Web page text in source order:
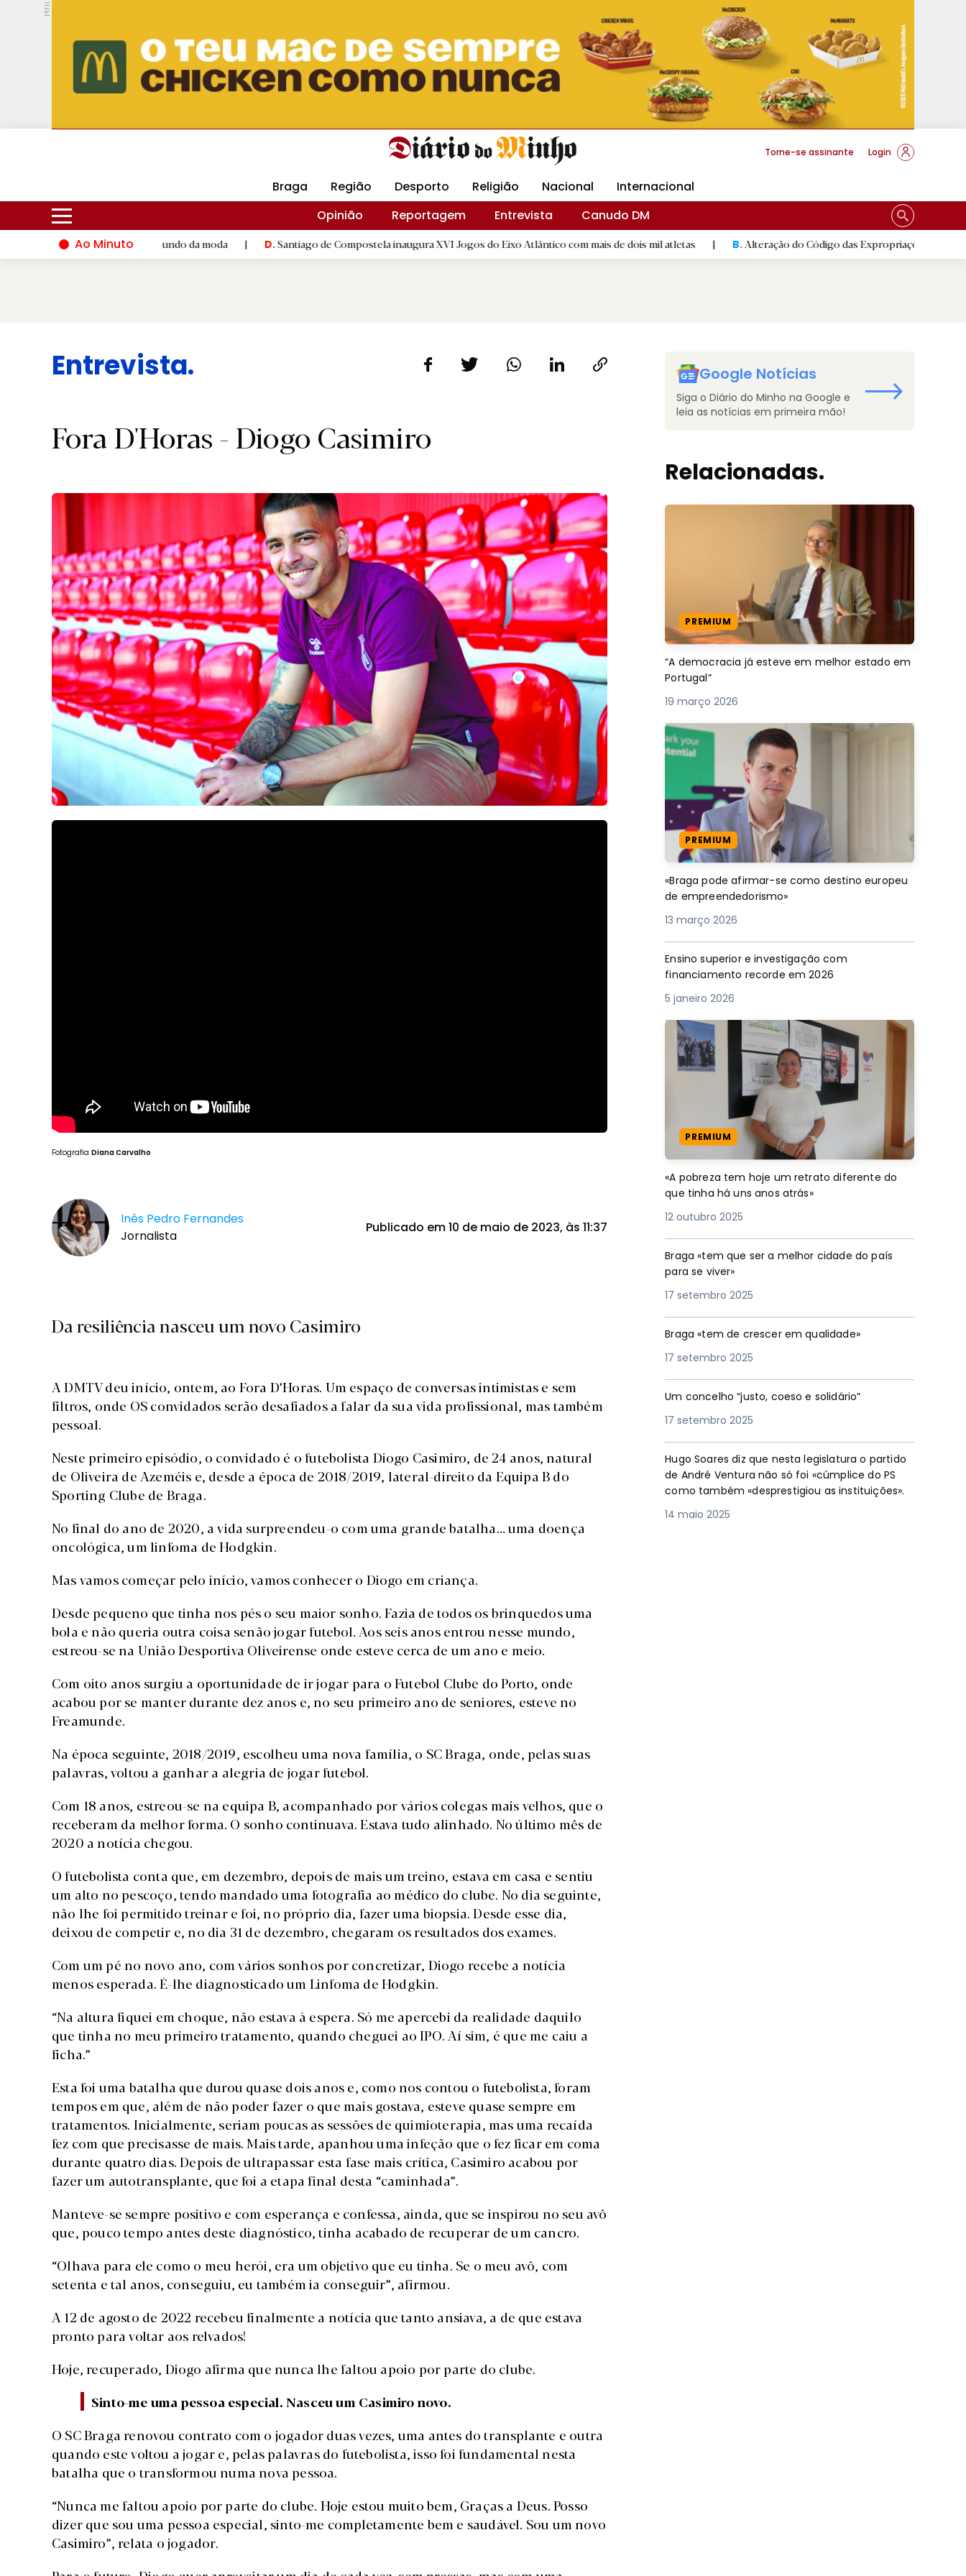
PUB.
Hoje 18ºC 29ºC DMtv Revista Minha Gráfica DM Livraria DM Arquidiocese Braga
Torne-se assinante Login
Braga Região Desporto Religião Nacional
Internacional
Opinião
Reportagem Entrevista
Canudo DM
Ao Minuto
e à inovação do mundo da moda | D.Santiago de Compostela inaugura XVI Jogos do Eixo Atlântico com mais de dois mil atletas | B.Alteração do Código das Expropriações pode ajudar
Entrevista.
Fora D'Horas - Diogo Casimiro
Fotografia Diana Carvalho
Inês Pedro Fernandes
Jornalista
Publicado em 10 de maio de 2023, às 11:37
Da resiliência nasceu um novo Casimiro
A DMTV deu início, ontem, ao Fora D’Horas. Um espaço de conversas intimistas e sem
filtros, onde OS convidados serão desafiados a falar da sua vida profissional, mas também
pessoal.
Neste primeiro episódio, o convidado é o futebolista Diogo Casimiro, de 24 anos, natural
de Oliveira de Azeméis e, desde a época de 2018/2019, lateral-direito da Equipa B do
Sporting Clube de Braga.
No final do ano de 2020, a vida surpreendeu-o com uma grande batalha… uma doença
oncológica, um linfoma de Hodgkin.
Mas vamos começar pelo início, vamos conhecer o Diogo em criança.
Desde pequeno que tinha nos pés o seu maior sonho. Fazia de todos os brinquedos uma
bola e não queria outra coisa senão jogar futebol. Aos seis anos entrou nesse mundo,
estreou-se na União Desportiva Oliveirense onde esteve cerca de um ano e meio.
Com oito anos surgiu a oportunidade de ir jogar para o Futebol Clube do Porto, onde
acabou por se manter durante dez anos e, no seu primeiro ano de seniores, esteve no
Freamunde.
Na época seguinte, 2018/2019, escolheu uma nova família, o SC Braga, onde, pelas suas
palavras, voltou a ganhar a alegria de jogar futebol.
Com 18 anos, estreou-se na equipa B, acompanhado por vários colegas mais velhos, que o
receberam da melhor forma. O sonho continuava. Estava tudo alinhado. No último mês de
2020 a notícia chegou.
O futebolista conta que, em dezembro, depois de mais um treino, estava em casa e sentiu
um alto no pescoço, tendo mandado uma fotografia ao médico do clube. No dia seguinte,
não lhe foi permitido treinar e foi, no próprio dia, fazer uma biopsia. Desde esse dia,
deixou de competir e, no dia 31 de dezembro, chegaram os resultados dos exames.
Com um pé no novo ano, com vários sonhos por concretizar, Diogo recebe a notícia
menos esperada. É-lhe diagnosticado um Linfoma de Hodgkin.
“Na altura fiquei em choque, não estava à espera. Só me apercebi da realidade daquilo
que tinha no meu primeiro tratamento, quando cheguei ao IPO. Aí sim, é que me caiu a
ficha.”
Esta foi uma batalha que durou quase dois anos e, como nos contou o futebolista, foram
tempos em que, além de não poder fazer o que mais gostava, esteve quase sempre em
tratamentos. Inicialmente, seriam poucas as sessões de quimioterapia, mas uma recaída
fez com que precisasse de mais. Mais tarde, apanhou uma infeção que o fez ficar em coma
durante quatro dias. Depois de ultrapassar esta fase mais crítica, Casimiro acabou por
fazer um autotransplante, que foi a etapa final desta “caminhada”.
Manteve-se sempre positivo e com esperança e confessa, ainda, que se inspirou no seu avô
que, pouco tempo antes deste diagnóstico, tinha acabado de recuperar de um cancro.
“Olhava para ele como o meu herói, era um objetivo que eu tinha. Se o meu avô, com
setenta e tal anos, conseguiu, eu também ia conseguir”, afirmou.
A 12 de agosto de 2022 recebeu finalmente a notícia que tanto ansiava, a de que estava
pronto para voltar aos relvados!
Hoje, recuperado, Diogo afirma que nunca lhe faltou apoio por parte do clube.
Sinto-me uma pessoa especial. Nasceu um Casimiro novo.
O SC Braga renovou contrato com o jogador duas vezes, uma antes do transplante e outra
quando este voltou a jogar e, pelas palavras do futebolista, isso foi fundamental nesta
batalha que o transformou numa nova pessoa.
“Nunca me faltou apoio por parte do clube. Hoje estou muito bem, Graças a Deus. Posso
dizer que sou uma pessoa especial, sinto-me completamente bem e saudável. Sou um novo
Casimiro”, relata o jogador.
Google Notícias
Siga o Diário do Minho na Google e
leia as notícias em primeira mão!
Relacionadas.
PREMIUM
“A democracia já esteve em melhor estado em
Portugal”
19 março 2026
PREMIUM
«Braga pode afirmar-se como destino europeu
de empreendedorismo»
13 março 2026
Ensino superior e investigação com
financiamento recorde em 2026
5 janeiro 2026
PREMIUM
«A pobreza tem hoje um retrato diferente do
que tinha há uns anos atrás»
12 outubro 2025
Braga «tem que ser a melhor cidade do país
para se viver»
17 setembro 2025
Braga «tem de crescer em qualidade»
17 setembro 2025
Um concelho “justo, coeso e solidário”
17 setembro 2025
Hugo Soares diz que nesta legislatura o partido
de André Ventura não só foi «cúmplice do PS
como também «desprestigiou as instituições».
14 maio 2025